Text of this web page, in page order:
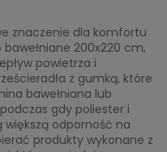
znaczenie dla komfortu
200x220 cm,
powietrza i
z gumką, które
bawełniana lub
gdy poliester i
odporność na
produkty wykonane z